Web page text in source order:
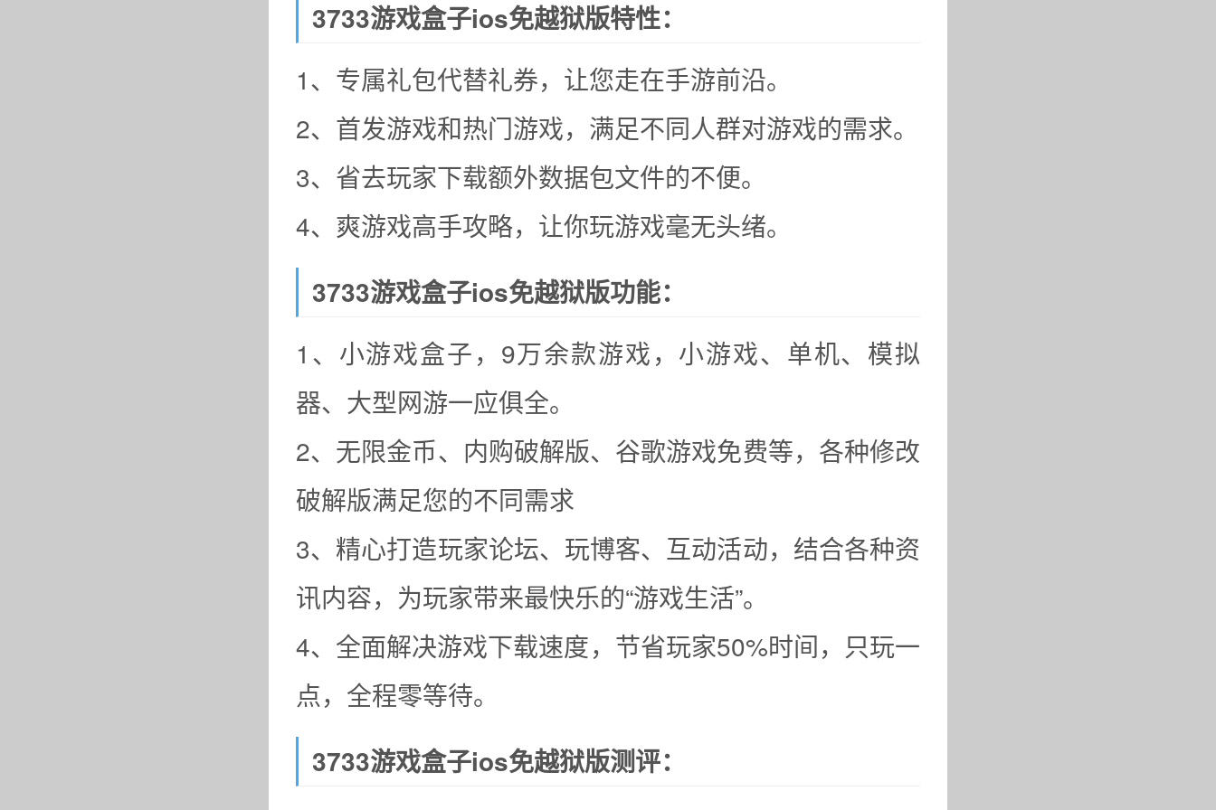
3733游戏盒子ios免越狱版特性：
1、专属礼包代替礼券，让您走在手游前沿。
2、首发游戏和热门游戏，满足不同人群对游戏的需求。
3、省去玩家下载额外数据包文件的不便。
4、爽游戏高手攻略，让你玩游戏毫无头绪。
3733游戏盒子ios免越狱版功能：
1、小游戏盒子，9万余款游戏，小游戏、单机、模拟
器、大型网游一应俱全。
2、无限金币、内购破解版、谷歌游戏免费等，各种修改
破解版满足您的不同需求
3、精心打造玩家论坛、玩博客、互动活动，结合各种资
讯内容，为玩家带来最快乐的“游戏生活”。
4、全面解决游戏下载速度，节省玩家50%时间，只玩一
点，全程零等待。
3733游戏盒子ios免越狱版测评：